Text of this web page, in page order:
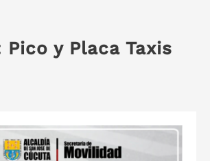
Pico y Placa Taxis